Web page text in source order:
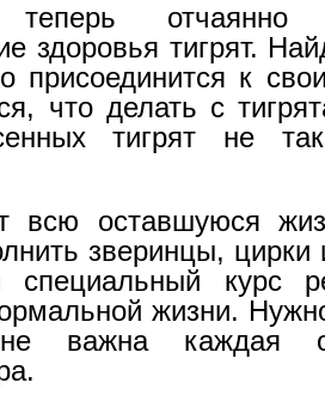
теперь
здоровья тигрят.
присоединится к
что делать с
тигрят не
всю оставшуюся
зверинцы, цирки
специальный курс
жизни.
важна каждая